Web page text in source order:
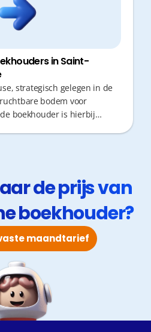
in Saint-
strategisch gelegen in de
bodem voor
boekhouder is hierbij
de prijs van
boekhouder?
maandtarief